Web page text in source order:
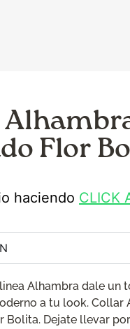
Flor
haciendo CLICK
Alhambra dale un
a tu look. Collar
Bolita. Dejate llevar